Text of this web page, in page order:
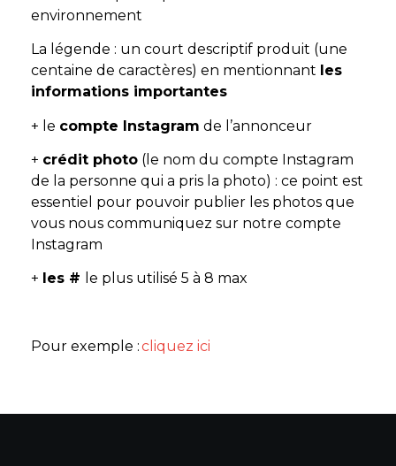
environnement
La légende : un court descriptif produit (une
centaine de caractères) en mentionnant les
informations importantes
+ le compte Instagram de l’annonceur
+ crédit photo (le nom du compte Instagram
de la personne qui a pris la photo) : ce point est
essentiel pour pouvoir publier les photos que
vous nous communiquez sur notre compte
Instagram
+ les # le plus utilisé 5 à 8 max
Pour exemple :cliquez ici